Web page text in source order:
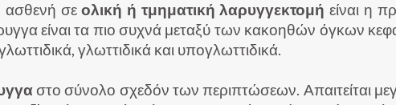
ασθενή σεολική ή τμηματική λαρυγγεκτομή είναι η
είναι τα πιο συχνά μεταξύ των κακοηθών όγκων
γλωττιδικά και υπογλωττιδικά.
στο σύνολο σχεδόν των περιπτώσεων. Απαιτείται